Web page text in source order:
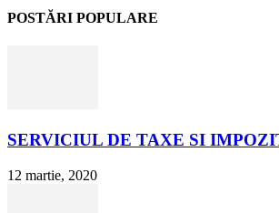
POSTĂRI POPULARE
SERVICIUL DE TAXE SI
12 martie, 2020